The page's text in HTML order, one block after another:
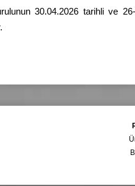
30.04.2026 tarihli ve